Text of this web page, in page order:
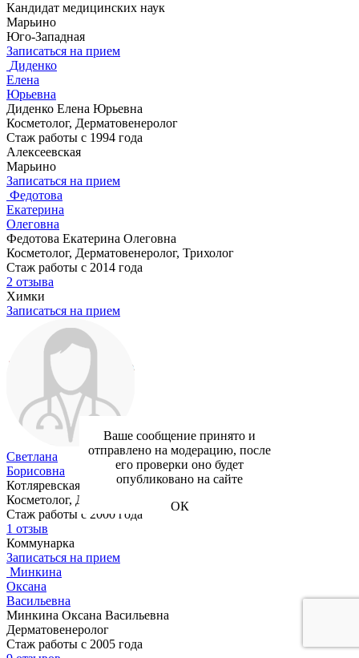
Кандидат медицинских наук
Марьино
Юго-Западная
Записаться на прием
Диденко
Елена
Юрьевна
Диденко Елена Юрьевна
Косметолог, Дерматовенеролог
Стаж работы с 1994 года
Алексеевская
Марьино
Записаться на прием
Федотова
Екатерина
Олеговна
Федотова Екатерина Олеговна
Косметолог, Дерматовенеролог, Трихолог
Стаж работы с 2014 года
2 отзыва
Химки
Записаться на прием
Котляревская
Светлана
Борисовна
Котляревская Светлана Борисовна
Косметолог, Дерматовенеролог
Стаж работы с 2000 года
1 отзыв
Коммунарка
Записаться на прием
Минкина
Оксана
Васильевна
Минкина Оксана Васильевна
Дерматовенеролог
Стаж работы с 2005 года
Ваше сообщение принято и
отправлено на модерацию, после
его проверки оно будет
опубликовано на сайте
ОК